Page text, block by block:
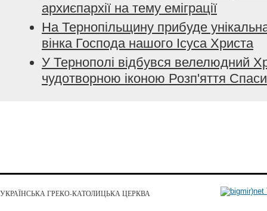
архиєпархії на тему еміграції
На Тернопільщину прибуде
вінка Господа нашого Ісуса Христа
У Тернополі відбувся велелюдний
чудотворною іконою Розп'яття
УКРАЇНСЬКА ГРЕКО-КАТОЛИЦЬКА ЦЕРКВА